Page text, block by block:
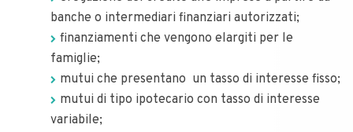
banche o intermediari finanziari autorizzati;
finanziamenti che vengono elargiti per le
famiglie;
mutui che presentano un tasso di interesse fisso;
mutui di tipo ipotecario con tasso di interesse
variabile;